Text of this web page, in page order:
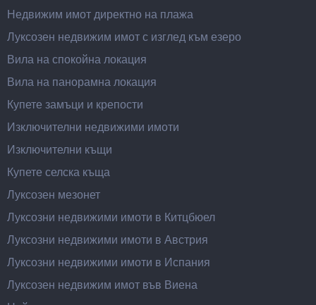
Недвижим имот директно на плажа
Луксозен недвижим имот с изглед към езеро
Вила на спокойна локация
Вила на панорамна локация
Купете замъци и крепости
Изключителни недвижими имоти
Изключителни къщи
Купете селска къща
Луксозен мезонет
Луксозни недвижими имоти в Китцбюел
Луксозни недвижими имоти в Австрия
Луксозни недвижими имоти в Испания
Луксозен недвижим имот във Виена